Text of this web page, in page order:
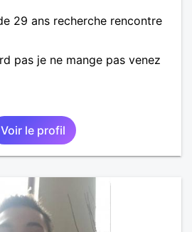
29 ans recherche rencontre
pas je ne mange pas venez
Voir le profil